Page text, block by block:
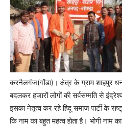
करनैलगंज(गोंडा)। क्षेत्र के ग्राम शाहपुर
बदलकर हजारों लोगों की सर्वसम्मति से
इसका नेतृत्व कर रहे हिंदू समाज पार्टी के
कि नाम का बहुत महत्व होता है। भोगी नाम